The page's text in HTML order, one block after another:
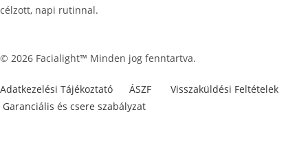
célzott, napi rutinnal.
© 2026 Facialight™ Minden jog fenntartva.
Adatkezelési Tájékoztató ÁSZF
Visszaküldési Feltételek
Garanciális és csere szabályzat